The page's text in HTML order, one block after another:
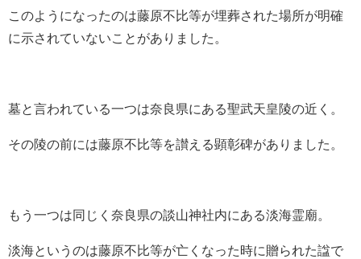
このようになったのは藤原不比等が埋葬された場所が明確
に示されていないことがありました。
墓と言われている一つは奈良県にある聖武天皇陵の近く。
その陵の前には藤原不比等を讃える顕彰碑がありました。
もう一つは同じく奈良県の談山神社内にある淡海霊廟。
淡海というのは藤原不比等が亡くなった時に贈られた諡で